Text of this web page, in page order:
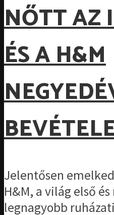
NŐTT AZ
ÉS A H&M
Jelentősen
H&M, a világ első
legnagyobb